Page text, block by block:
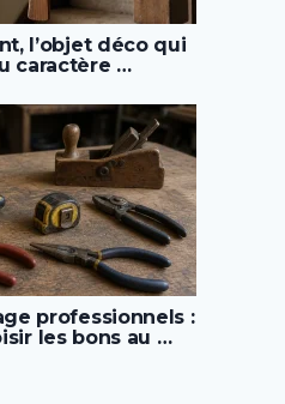
l’objet déco qui
caractère …
professionnels :
les bons au …